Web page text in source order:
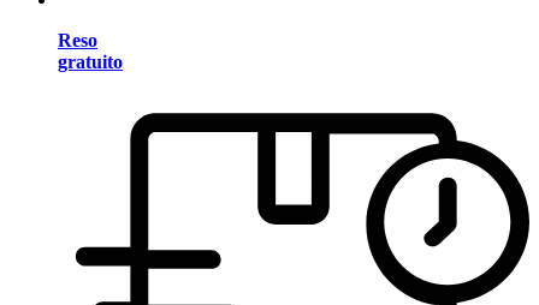
Reso
gratuito